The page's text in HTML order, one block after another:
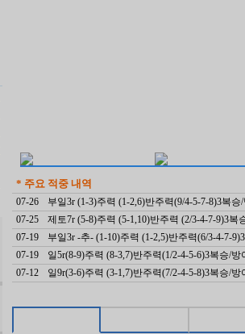
* 주요 적중 내역
07-26
부일3r (1-3)주력 (1-2,6)반주력(9/4-5-7-8)3복승
07-25
제토7r (5-8)주력 (5-1,10)반주력 (2/3-4-7-9)3복
07-19
부일3r -추- (1-10)주력 (1-2,5)반주력(6/3-4-7-
07-19
일5r(8-9)주력 (8-3,7)반주력(1/2-4-5-6)3복승/방
07-12
일9r(3-6)주력 (3-1,7)반주력(7/2-4-5-8)3복승/방